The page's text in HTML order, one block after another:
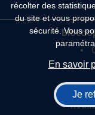
récolter des
du site et vous
sécurité. Vous
En savoir
Je